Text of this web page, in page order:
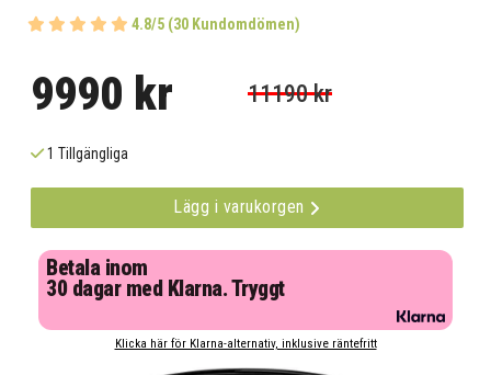
4.8/5 (30 Kundomdömen)
9990 kr 11190 kr
1 Tillgängliga
Lägg i varukorgen
Betala inom
30 dagar med Klarna. Tryggt
Klicka här för Klarna-alternativ, inklusive räntefritt